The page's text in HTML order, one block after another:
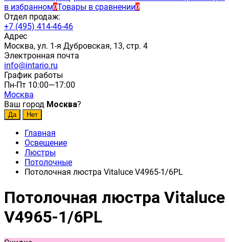
в избранном0Товары в сравнении0
Отдел продаж:
+7 (495) 414-46-46
Адрес
Москва, ул. 1-я Дубровская, 13, стр. 4
Электронная почта
info@intario.ru
График работы
Пн-Пт 10:00—17:00
Москва
Ваш город Москва?
Главная
Освещение
Люстры
Потолочные
Потолочная люстра Vitaluce V4965-1/6PL
Потолочная люстра Vitaluce
V4965-1/6PL